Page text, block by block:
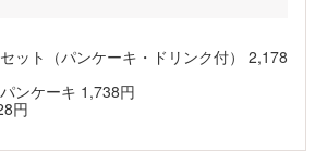
ット（パンケーキ・ドリンク付） 2,178
ンケーキ 1,738円
円